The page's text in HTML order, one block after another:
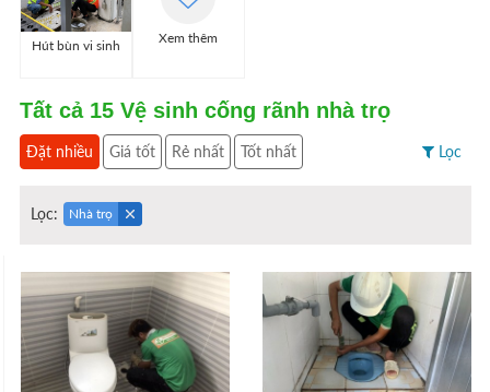
Hút bùn vi sinh Xem thêm
Tất cả 15 Vệ sinh cống rãnh nhà trọ
Đặt nhiều Giá tốt Rẻ nhất Tốt nhất Lọc
Lọc: Nhà trọ